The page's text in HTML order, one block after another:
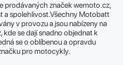
prodávaných značek wemoto.cz,
a spolehlivost.Všechny Motobatt
v provozu a jsou nabízeny na
se dají snadno objednat k
se o oblíbenou a opravdu
pro motocykly.